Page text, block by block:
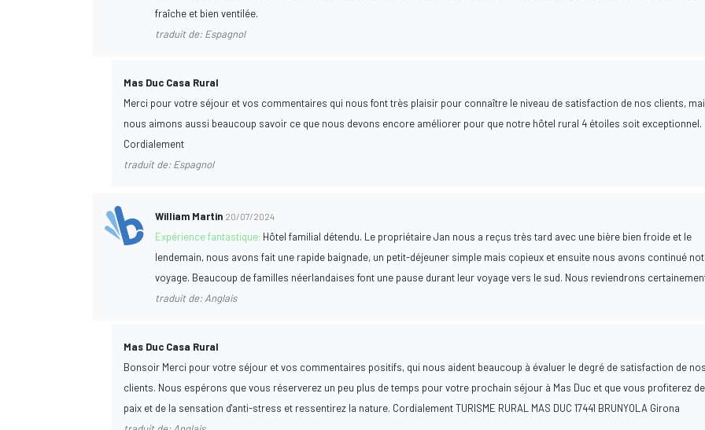
fraîche et bien ventilée.
traduit de: Espagnol
Mas Duc Casa Rural
Merci pour votre séjour et vos commentaires qui nous font très plaisir pour connaître le niveau de satisfaction de nos clients,
nous aimons aussi beaucoup savoir ce que nous devons encore améliorer pour que notre hôtel rural 4 étoiles soit exceptionnel.
Cordialement
traduit de: Espagnol
William Martin 20/07/2024
Expérience fantastique: Hôtel familial détendu. Le propriétaire Jan nous a reçus très tard avec une bière bien froide et le
lendemain, nous avons fait une rapide baignade, un petit-déjeuner simple mais copieux et ensuite nous avons continué
voyage. Beaucoup de familles néerlandaises font une pause durant leur voyage vers le sud. Nous reviendrons
traduit de: Anglais
Mas Duc Casa Rural
Bonsoir Merci pour votre séjour et vos commentaires positifs, qui nous aident beaucoup à évaluer le degré de satisfaction de nos
clients. Nous espérons que vous réserverez un peu plus de temps pour votre prochain séjour à Mas Duc et que vous profiterez
paix et de la sensation d'anti-stress et ressentirez la nature. Cordialement TURISME RURAL MAS DUC 17441 BRUNYOLA Girona